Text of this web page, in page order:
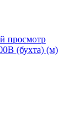
просмотр
(бухта) (м)